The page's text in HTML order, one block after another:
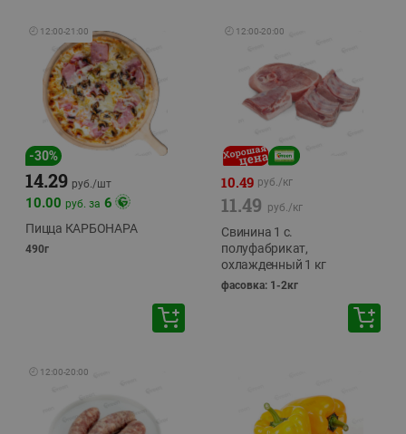
🕘 12:00-21:00
-30%
14.29 руб./шт
10.00 руб. за 6
Пицца КАРБОНАРА
490г
🕘 12:00-20:00
10.49 руб./кг
11.49 руб./кг
Свинина 1 с.
полуфабрикат,
охлажденный 1 кг
фасовка: 1-2кг
🕘 12:00-20:00